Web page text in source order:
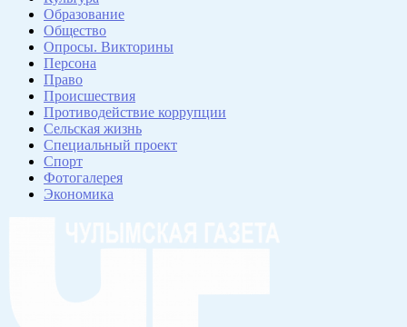
Образование
Общество
Опросы. Викторины
Персона
Право
Происшествия
Противодействие коррупции
Сельская жизнь
Специальный проект
Спорт
Фотогалерея
Экономика